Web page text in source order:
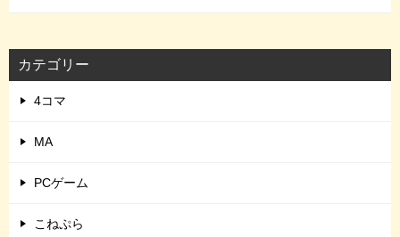
カテゴリー
4コマ
MA
PCゲーム
こねぷら